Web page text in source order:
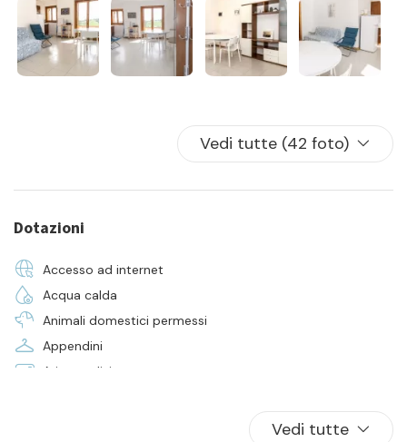
Vedi tutte (42 foto)
Dotazioni
Accesso ad internet
Acqua calda
Animali domestici permessi
Appendini
Aria condizionata
Vedi tutte